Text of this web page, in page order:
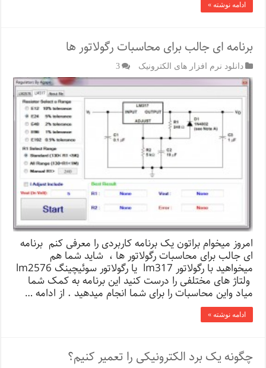
ادامه نوشته »
برنامه ای جالب برای محاسبات رگولاتور ها
دانلود نرم افزار های الکترونیک 3
امروز میخوام براتون یک برنامه کاربردی را معرفی کنم برنامه
ای جالب برای محاسبات رگولاتور ها ، شاید شما هم
میخواهید با رگولاتور lm317 یا رگولاتور سوئیچینگ lm2576
ولتاژ های مختلفی را درست کنید این برنامه به کمک شما
میاد واین محاسبات را برای شما انجام میدهید . از ادامه …
ادامه نوشته »
چگونه یک برد الکترونیکی را تعمیر کنیم؟